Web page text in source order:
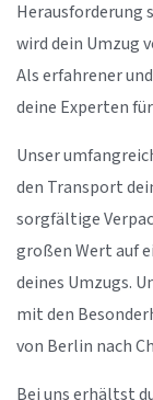
Herausforderung
wird dein Umzug
Als erfahrener
deine Experten
Unser
den Transport
sorgfältige
großen Wert auf
deines Umzugs.
mit den
von Berlin nach
Bei uns erhältst